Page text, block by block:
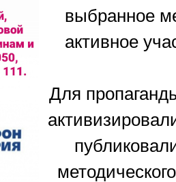
выбранное
активное
Для